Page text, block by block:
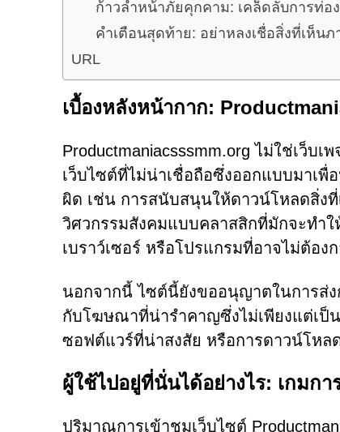
ก้าวล้ำหน้าภัยคุกคาม: เคล็ดลับการท่อ
คำเตือนสุดท้าย: อย่าหลงเชื่อสิ่งที่เห็นภ
URL
เบื้องหลังหน้ากาก:
Productmaniacsssmm.org ไม่ใช่เว็บ
เว็บไซต์ที่ไม่น่าเชื่อถือซึ่งออกแบบมาเพื่
ผิด เช่น การสนับสนุนให้ดาวน์โหลดสิ่ง
วิศวกรรมสังคมแบบคลาสสิกที่มักจะทำ
เบราว์เซอร์ หรือโปรแกรมที่อาจไม่ต้อง
นอกจากนี้ ไซต์นี้ยังขออนุญาตในการส่ง
กับโฆษณาที่น่ารำคาญซึ่งไม่เพียงแต่เป็
ซอฟต์แวร์ที่น่าสงสัย หรือการดาวน์โห
ผู้ใช้ไปอยู่ที่นั่นได้อย่างไร: เกมกา
ปริมาณการเข้าชมเว็บไซต์